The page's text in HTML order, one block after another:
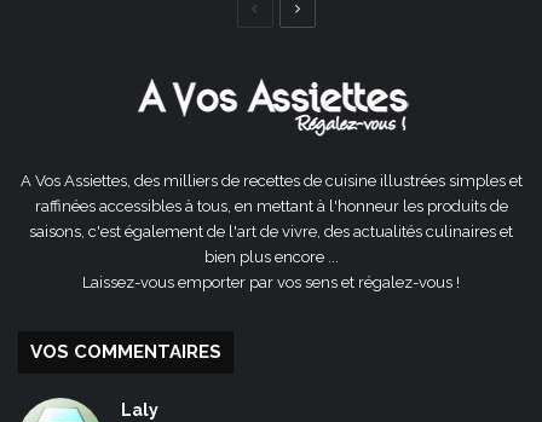
Page
A Vos Assiettes, des milliers de recettes de cuisine illustrées simples et
raffinées accessibles à tous, en mettant à l'honneur les produits de
saisons, c'est également de l'art de vivre, des actualités culinaires et
bien plus encore ...
Laissez-vous emporter par vos sens et régalez-vous !
VOS COMMENTAIRES
Laly